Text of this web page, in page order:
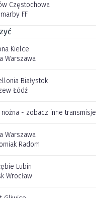
Częstochowa
FF
Kielce
Warszawa
Białystok
Łódź
nożna - zobacz inne transmisje
Warszawa
Radom
Lubin
Wrocław